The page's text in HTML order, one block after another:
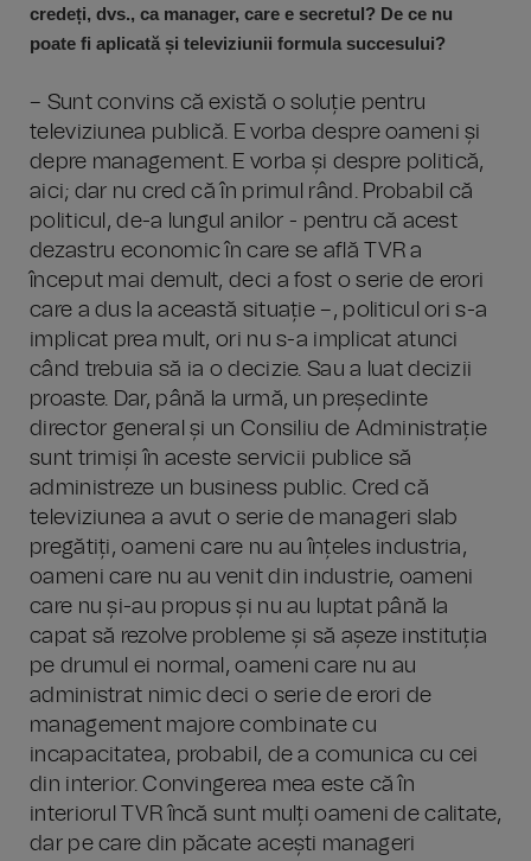
credeți, dvs., ca manager, care e secretul? De ce nu
poate fi aplicată și televiziunii formula succesului?
– Sunt convins că există o soluție pentru
televiziunea publică. E vorba despre oameni și
depre management. E vorba și despre politică,
aici; dar nu cred că în primul rând. Probabil că
politicul, de-a lungul anilor - pentru că acest
dezastru economic în care se află TVR a
început mai demult, deci a fost o serie de erori
care a dus la această situație –, politicul ori s-a
implicat prea mult, ori nu s-a implicat atunci
când trebuia să ia o decizie. Sau a luat decizii
proaste. Dar, până la urmă, un președinte
director general și un Consiliu de Administrație
sunt trimiși în aceste servicii publice să
administreze un business public. Cred că
televiziunea a avut o serie de manageri slab
pregătiți, oameni care nu au înțeles industria,
oameni care nu au venit din industrie, oameni
care nu și-au propus și nu au luptat până la
capat să rezolve probleme și să așeze instituția
pe drumul ei normal, oameni care nu au
administrat nimic deci o serie de erori de
management majore combinate cu
incapacitatea, probabil, de a comunica cu cei
din interior. Convingerea mea este că în
interiorul TVR încă sunt mulți oameni de calitate,
dar pe care din păcate acești manageri